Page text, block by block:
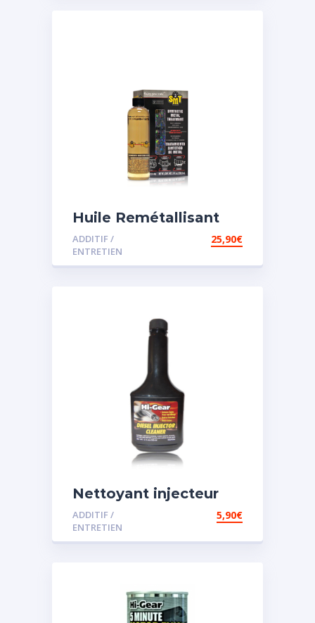
Huile Remétallisant
Moteur SMT2
ADDITIF /
ENTRETIEN
25,90€
Nettoyant injecteur
diesel
ADDITIF /
ENTRETIEN
5,90€